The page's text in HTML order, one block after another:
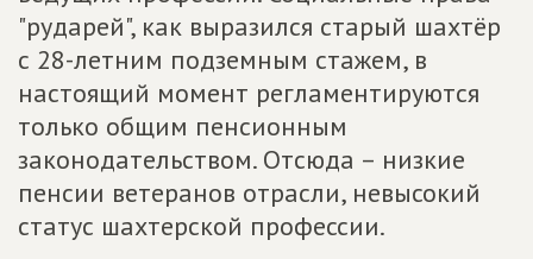
"рударей", как выразился старый шахтёр
с 28-летним подземным стажем, в
настоящий момент регламентируются
только общим пенсионным
законодательством. Отсюда – низкие
пенсии ветеранов отрасли, невысокий
статус шахтерской профессии.